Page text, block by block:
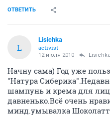
ОТВЕТИТЬ
L
Lisichka
activist
12 июля 2010 Lisichka
Начну сама) Год уже
"Натура
шампунь и крема для
давненько.Всё очень
минд.умывалка Шоколатт